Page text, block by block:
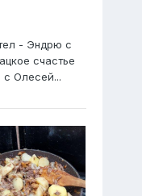
- Эндрю с
счастье
с Олесей...